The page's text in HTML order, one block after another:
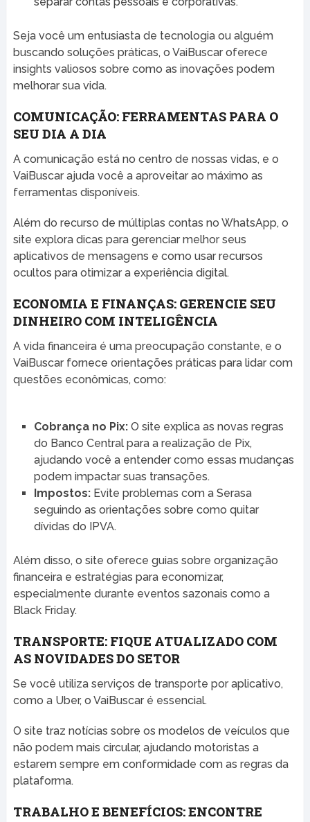
Seja você um entusiasta de tecnologia ou alguém
buscando soluções práticas, o VaiBuscar oferece
insights valiosos sobre como as inovações podem
melhorar sua vida.
COMUNICAÇÃO: FERRAMENTAS PARA O
SEU DIA A DIA
A comunicação está no centro de nossas vidas, e o
VaiBuscar ajuda você a aproveitar ao máximo as
ferramentas disponíveis.
Além do recurso de múltiplas contas no WhatsApp, o
site explora dicas para gerenciar melhor seus
aplicativos de mensagens e como usar recursos
ocultos para otimizar a experiência digital.
ECONOMIA E FINANÇAS: GERENCIE SEU
DINHEIRO COM INTELIGÊNCIA
A vida financeira é uma preocupação constante, e o
VaiBuscar fornece orientações práticas para lidar com
questões econômicas, como:
Cobrança no Pix:O site explica as novas regras
do Banco Central para a realização de Pix,
ajudando você a entender como essas mudanças
podem impactar suas transações.
Impostos:Evite problemas com a Serasa
seguindo as orientações sobre como quitar
dívidas do IPVA.
Além disso, o site oferece guias sobre organização
financeira e estratégias para economizar,
especialmente durante eventos sazonais como a
Black Friday.
TRANSPORTE: FIQUE ATUALIZADO COM
AS NOVIDADES DO SETOR
Se você utiliza serviços de transporte por aplicativo,
como a Uber, o VaiBuscar é essencial.
O site traz notícias sobre os modelos de veículos que
não podem mais circular, ajudando motoristas a
estarem sempre em conformidade com as regras da
plataforma.
TRABALHO E BENEFÍCIOS: ENCONTRE